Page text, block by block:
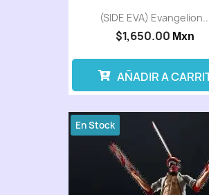
(SIDE EVA)
$1,650.00 Mxn
AÑADIR A
En Stock